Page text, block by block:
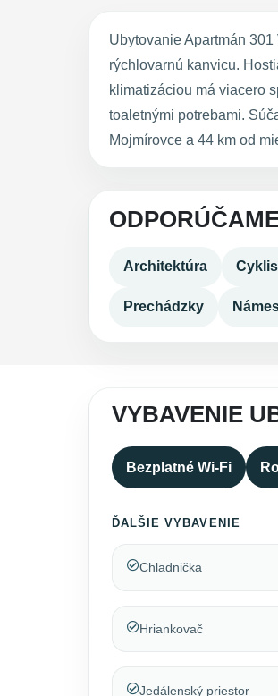
Ubytovanie Apartmán
rýchlovarnú kanvicu.
klimatizáciou má viacero
toaletnými potrebami.
Mojmírovce a 44 km od
Architektúra
Prechádzky
VYBAVENIE
Bezplatné Wi-Fi
ĎALŠIE VYBAVENIE
Chladnička
Hriankovač
Jedálenský priestor